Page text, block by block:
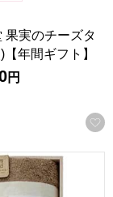
録する
果実のチーズタ
年間ギフト】
円
ものカタログ】
上タオルギフト(